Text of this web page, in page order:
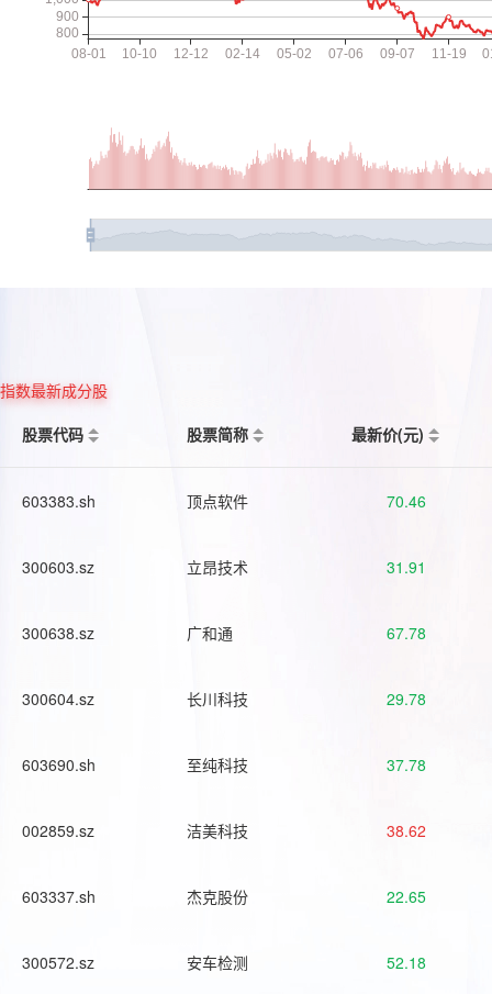
指数最新成分股
股票代码
股票简称 最新价(元)
603383.sh 顶点软件 70.46
300603.sz 立昂技术 31.91
300638.sz 广和通 67.78
300604.sz 长川科技 29.78
603690.sh 至纯科技 37.78
002859.sz 洁美科技 38.62
603337.sh 杰克股份 22.65
300572.sz 安车检测 52.18